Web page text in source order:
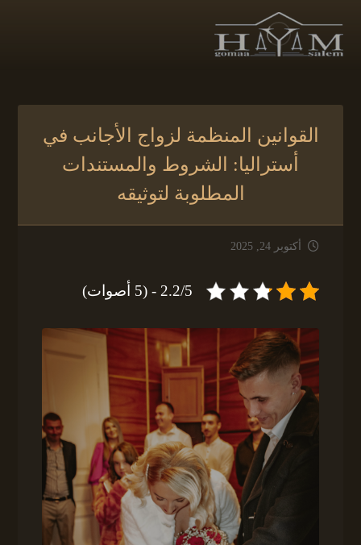
القوانين المنظمة لزواج الأجانب في
أستراليا: الشروط والمستندات
المطلوبة لتوثيقه
أكتوبر 24, 2025
2.2/5 - (5 أصوات)